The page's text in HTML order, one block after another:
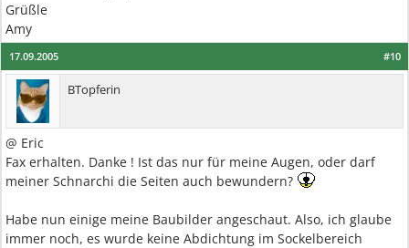
Grüßle
Amy
#10
17.09.2005
BTopferin
@ Eric
Fax erhalten. Danke ! Ist das nur für meine Augen, oder darf
meiner Schnarchi die Seiten auch bewundern?
Habe nun einige meine Baubilder angeschaut. Also, ich glaube
immer noch, es wurde keine Abdichtung im Sockelbereich